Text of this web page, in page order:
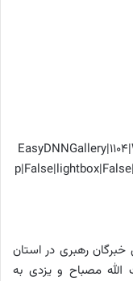
رهبری در استان
مصباح و یزدی به